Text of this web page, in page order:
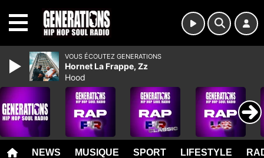
NEWS MUSIQUE SPORT LIFESTYLE
VOUS ÉCOUTEZ GENERATIONS
Hornet La Frappe, Zz
Hood